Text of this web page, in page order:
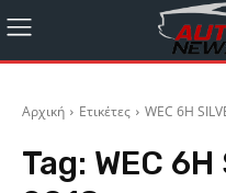
Αρχική Ετικέτες WEC 6H
Tag: WEC 6H